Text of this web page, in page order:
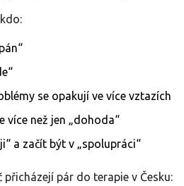
se opakují ve více vztazích
více než jen „dohoda“
a začít být v „spolupráci“
pár do terapie v Česku: